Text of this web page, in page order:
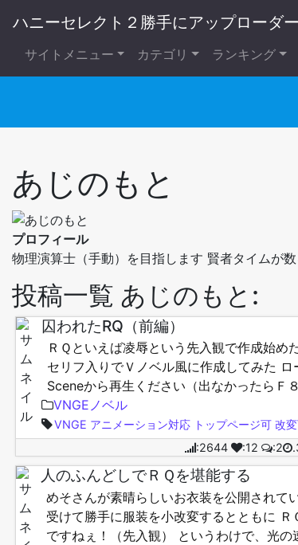
ハニーセレクト２勝手にアップローダー
サイトメニュー カテゴリ ランキング
あじのもと
プロフィール
物理演算士（手動）を目指します 賢者タイムが
投稿一覧 あじのもと:
囚われたRQ（前編）
ＲＱといえば凌辱という先入観で作成始め
セリフ入りでＶノベル風に作成してみた
Sceneから再生ください（出なかったらＦ
る（はず）なんですが、１日３０分くらい
VNGEノベル
VNGE アニメーション対応 トップページ可 改
:2644
:12 :2
人のふんどしでＲＱを堪能する
めそさんが素晴らしいお衣装を公開されて
受けて勝手に服装を小改変するとともに Ｒ
ですねぇ！（先入観） というわけで、光の